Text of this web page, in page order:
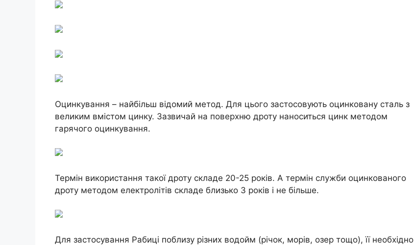
Оцинкування – найбільш відомий метод. Для цього застосовують оцинковану сталь з
великим вмістом цинку. Зазвичай на поверхню дроту наноситься цинк методом
гарячого оцинкування.
Термін використання такої дроту складе 20-25 років. А термін служби оцинкованого
дроту методом електролітів складе близько 3 років і не більше.
Для застосування Рабиці поблизу різних водойм (річок, морів, озер тощо), її необхідно